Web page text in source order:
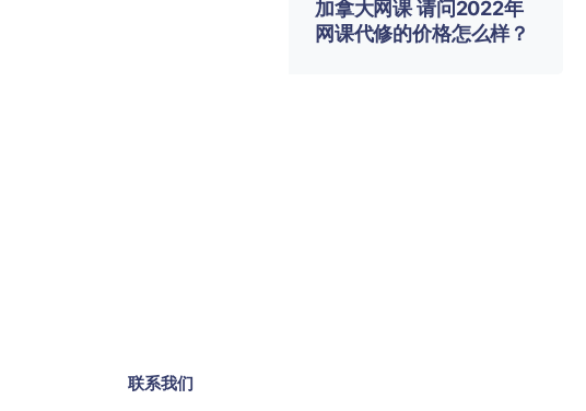
加拿大网课 请问2022年
网课代修的价格怎么样？
联系我们